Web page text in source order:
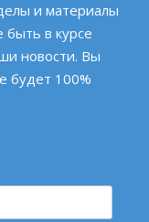
и материалы
в курсе
новости. Вы
будет 100%